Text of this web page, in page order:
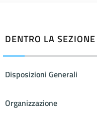
DENTRO LA SEZIONE
Disposizioni Generali
Organizzazione